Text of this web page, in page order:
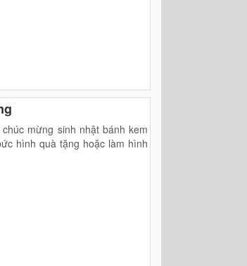
mừng sinh nhật bánh kem
hình quà tặng hoặc làm hình